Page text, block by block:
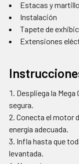
Estacas y
Instalación
Tapete de
Extensiones
Despliega la
segura.
Conecta el motor
energía adecuada.
Infla hasta que
levantada.